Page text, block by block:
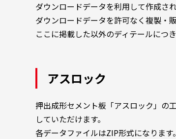
ダウンロードデータを利用して作成さ
ダウンロードデータを許可なく複製・
ここに掲載した以外のディテールにつき
アスロック
押出成形セメント板「アスロック」の
していただけます。
各データファイルはZIP形式になりま